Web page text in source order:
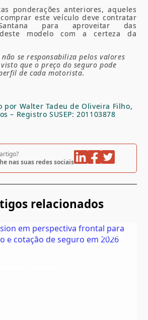
ponderações anteriores, aqueles
este veículo deve contratar
para aproveitar das
modelo com a certeza da
se responsabiliza pelos valores
que o preço do seguro pode
de cada motorista.
por Walter Tadeu de Oliveira Filho,
– Registro SUSEP: 201103878
nas suas redes sociais
relacionados
quanto custa e como contratar